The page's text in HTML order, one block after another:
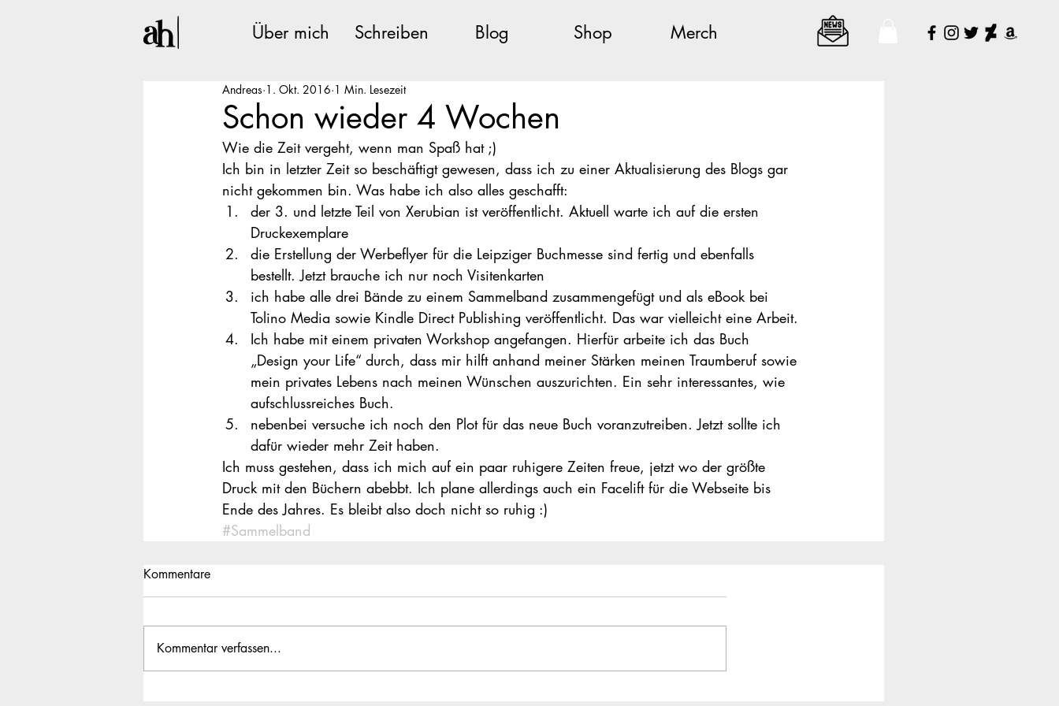
Über mich Schreiben Blog Shop Merch
Schon wieder 4 Wochen
Andreas 1. Okt. 2016 1 Min. Lesezeit
Wie die Zeit vergeht, wenn man Spaß hat ;)
Ich bin in letzter Zeit so beschäftigt gewesen, dass ich zu einer Aktualisierung des Blogs gar
nicht gekommen bin. Was habe ich also alles geschafft:
der 3. und letzte Teil von Xerubian ist veröffentlicht. Aktuell warte ich auf die ersten
Druckexemplare
die Erstellung der Werbeflyer für die Leipziger Buchmesse sind fertig und ebenfalls
bestellt. Jetzt brauche ich nur noch Visitenkarten
ich habe alle drei Bände zu einem Sammelband zusammengefügt und als eBook bei
Tolino Media sowie Kindle Direct Publishing veröffentlicht. Das war vielleicht eine Arbeit.
Ich habe mit einem privaten Workshop angefangen. Hierfür arbeite ich das Buch
„Design your Life“ durch, dass mir hilft anhand meiner Stärken meinen Traumberuf sowie
mein privates Lebens nach meinen Wünschen auszurichten. Ein sehr interessantes, wie
aufschlussreiches Buch.
nebenbei versuche ich noch den Plot für das neue Buch voranzutreiben. Jetzt sollte ich
dafür wieder mehr Zeit haben.
Ich muss gestehen, dass ich mich auf ein paar ruhigere Zeiten freue, jetzt wo der größte
Druck mit den Büchern abebbt. Ich plane allerdings auch ein Facelift für die Webseite bis
Ende des Jahres. Es bleibt also doch nicht so ruhig :)
#Sammelband
Kommentare
Kommentar verfassen...